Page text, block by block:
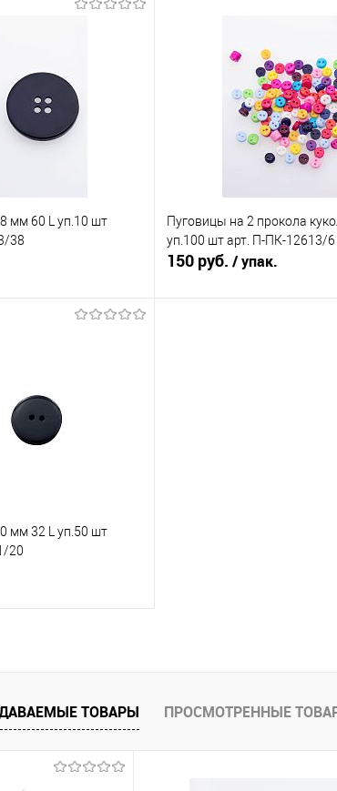
Под заказ
В избранное
мм 60 L уп.10 шт
38
Под заказ
Пуговицы на 2 прокола
уп.100 шт арт. П-ПК-12613/6
150 руб. / упак.
мм 32 L уп.50 шт
20
ТОВАРЫ ПРОСМОТРЕННЫЕ